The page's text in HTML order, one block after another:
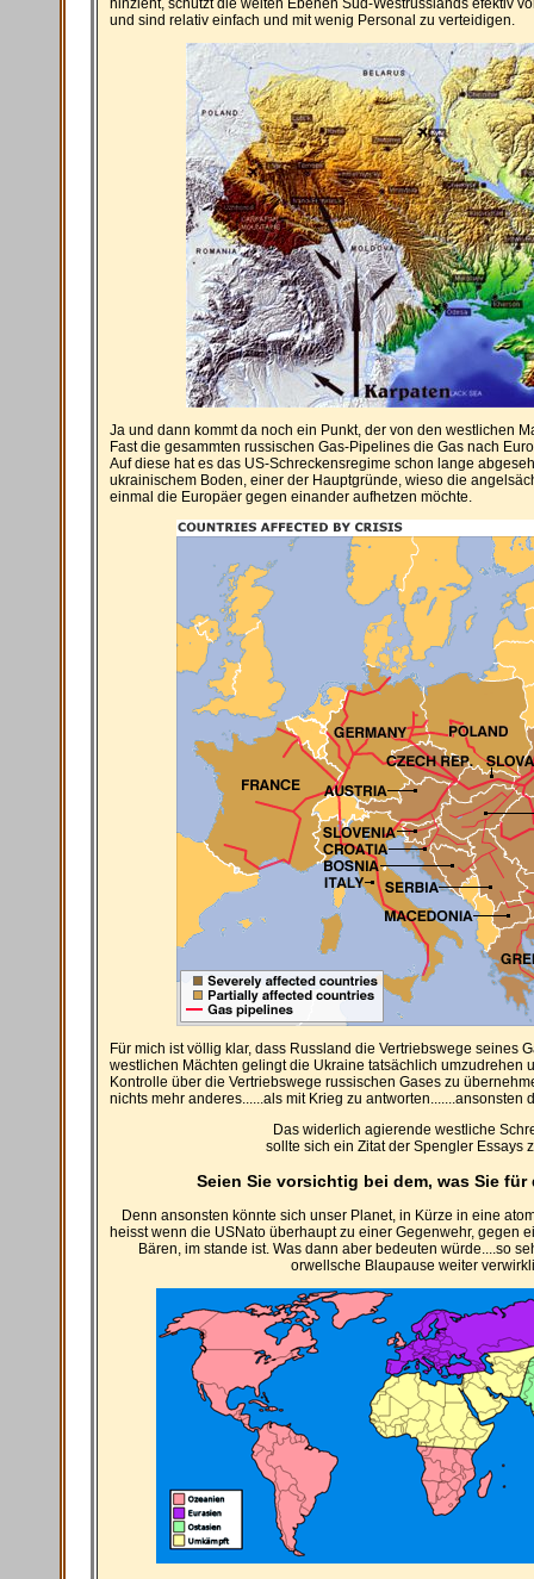
hinzieht, schützt die weiten Ebenen Süd-Westrusslands efektiv
und sind relativ einfach und mit wenig Personal zu verteidigen.
Ja und dann kommt da noch ein Punkt, der von den westlichen
Fast die gesammten russischen Gas-Pipelines die Gas nach
Auf diese hat es das US-Schreckensregime schon lange
ukrainischem Boden, einer der Hauptgründe, wieso die
einmal die Europäer gegen einander aufhetzen möchte.
Für mich ist völlig klar, dass Russland die Vertriebswege seines
westlichen Mächten gelingt die Ukraine tatsächlich umzudrehen
Kontrolle über die Vertriebswege russischen Gases zu
nichts mehr anderes......als mit Krieg zu
Das widerlich agierende westliche
sollte sich ein Zitat der Spengler Essays
Seien Sie vorsichtig bei dem, was Sie
Denn ansonsten könnte sich unser Planet, in Kürze in eine
heisst wenn die USNato überhaupt zu einer Gegenwehr, gegen
Bären, im stande ist. Was dann aber bedeuten würde....so
orwellsche Blaupause weiter